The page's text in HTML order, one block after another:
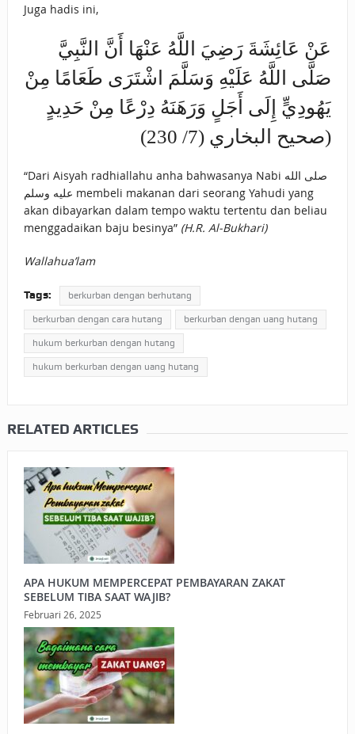
Juga hadis ini,
عَنْ عَائِشَةَ رَضِيَ اللَّهُ عَنْهَا أَنَّ النَّبِيَّ
صَلَّى اللَّهُ عَلَيْهِ وَسَلَّمَ اشْتَرَى طَعَامًا مِنْ
يَهُودِيٍّ إِلَى أَجَلٍ وَرَهَنَهُ دِرْعًا مِنْ حَدِيدٍ
(صحيح البخاري (7/ 230)
“Dari Aisyah radhiallahu anha bahwasanya Nabi صلى الله
عليه وسلم membeli makanan dari seorang Yahudi yang
akan dibayarkan dalam tempo waktu tertentu dan beliau
menggadaikan baju besinya” (H.R. Al-Bukhari)
Wallahua’lam
Tags: berkurban dengan berhutang
berkurban dengan cara hutang berkurban dengan uang hutang
hukum berkurban dengan hutang
hukum berkurban dengan uang hutang
RELATED ARTICLES
APA HUKUM MEMPERCEPAT PEMBAYARAN ZAKAT
SEBELUM TIBA SAAT WAJIB?
Februari 26, 2025